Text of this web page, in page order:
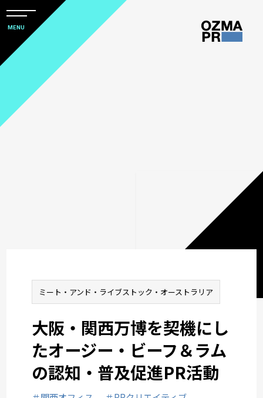
本
文
キ
ー
ル
メ
ニ
ュ
ー
MENU
ミート・アンド・ライブストック・オーストラリア
大阪・関西万博を契機にし
たオージー・ビーフ＆ラム
の認知・普及促進PR活動
イベントの情報発信にとど
まらないコミュニケーショ
～オージー・ビーフ編～
～オージー・ラム編～ 大
年からはじまった絆を、さ
らに深めていく。
大阪の街を舞台に行ったシ
ンボリックコラボアクショ
ン「金羊ラーメン」
すべて
PRをコアにしたマーケティングコミュニ
コーポレートコミュニケーション
ヘルスケアコミュニケーション
統合コミュニケーション
ソーシャルチェンジコミュニケーション